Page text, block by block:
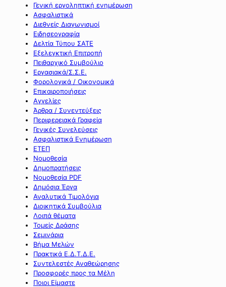
Γενική εργοληπτική ενημέρωση
Ασφαλιστικά
Διεθνείς Διαγωνισμοί
Ειδησεογραφία
Δελτία Τύπου ΣΑΤΕ
Εξελεγκτική Επιτροπή
Πειθαρχικό Συμβούλιο
Εργασιακά/Σ.Σ.Ε.
Φορολογικά / Οικονομικά
Επικαιροποιήσεις
Αγγελίες
Άρθρα / Συνεντεύξεις
Περιφερειακά Γραφεία
Γενικές Συνελεύσεις
Ασφαλιστικά Ενημέρωση
ΕΤΕΠ
Νομοθεσία
Δημοπρατήσεις
Νομοθεσία PDF
Δημόσια Έργα
Αναλυτικά Τιμολόγια
Διοικητικά Συμβούλια
Λοιπά θέματα
Τομείς Δράσης
Σεμινάρια
Βήμα Μελών
Πρακτικά Ε.Δ.Τ.Δ.Ε.
Συντελεστές Αναθεώρησης
Προσφορές προς τα Μέλη
Ποιοι Είμαστε